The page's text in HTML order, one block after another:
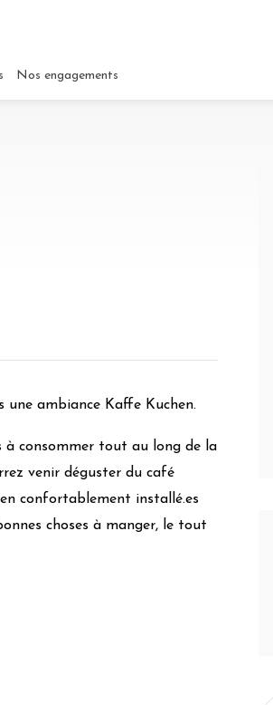
Nos engagements
une ambiance Kaffe Kuchen.
à consommer tout au long de la
venir déguster du café
confortablement installé.es
choses à manger, le tout